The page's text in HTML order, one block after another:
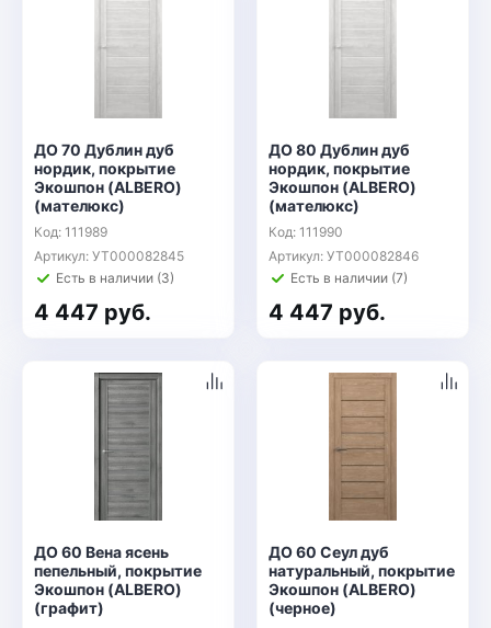
ДО 70 Дублин дуб
нордик, покрытие
Экошпон (ALBERO)
(мателюкс)
Код: 111989
Артикул: УТ000082845
Есть в наличии (3)
4 447 руб.
ДО 80 Дублин дуб
нордик, покрытие
Экошпон (ALBERO)
(мателюкс)
Код: 111990
Артикул: УТ000082846
Есть в наличии (7)
4 447 руб.
ДО 60 Вена ясень
пепельный, покрытие
Экошпон (ALBERO)
(графит)
ДО 60 Сеул дуб
натуральный, покрытие
Экошпон (ALBERO)
(черное)